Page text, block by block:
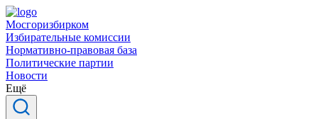
Мосгоризбирком
Избирательные комиссии
Нормативно-правовая база
Политические партии
Новости
Ещё